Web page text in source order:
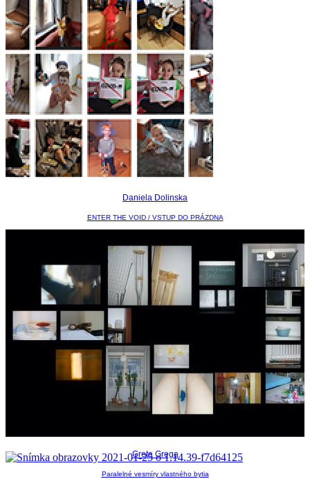
Daniela Dolinska
ENTER THE VOID / VSTUP DO PRÁZDNA
Greta Grega
Paralelné vesmíry vlastného bytia